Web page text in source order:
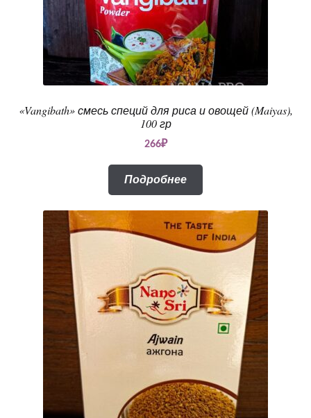
«Vangibath» смесь специй для риса и овощей (Maiyas),
100 гр
266₽
Подробнее